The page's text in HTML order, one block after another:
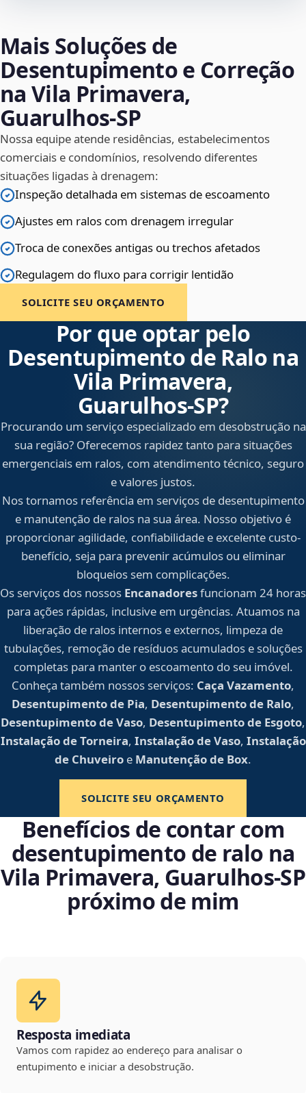
Mais Soluções de
Desentupimento e Correção
na Vila Primavera,
Guarulhos‑SP
Nossa equipe atende residências, estabelecimentos
comerciais e condomínios, resolvendo diferentes
situações ligadas à drenagem:
Inspeção detalhada em sistemas de escoamento
Ajustes em ralos com drenagem irregular
Troca de conexões antigas ou trechos afetados
Regulagem do fluxo para corrigir lentidão
SOLICITE SEU ORÇAMENTO
Por que optar pelo
Desentupimento de Ralo na
Vila Primavera,
Guarulhos‑SP?
Procurando um serviço especializado em desobstrução na
sua região? Oferecemos rapidez tanto para situações
emergenciais em ralos, com atendimento técnico, seguro
e valores justos.
Nos tornamos referência em serviços de desentupimento
e manutenção de ralos na sua área. Nosso objetivo é
proporcionar agilidade, confiabilidade e excelente custo-
benefício, seja para prevenir acúmulos ou eliminar
bloqueios sem complicações.
Os serviços dos nossos Encanadoresfuncionam 24 horas
para ações rápidas, inclusive em urgências. Atuamos na
liberação de ralos internos e externos, limpeza de
tubulações, remoção de resíduos acumulados e soluções
completas para manter o escoamento do seu imóvel.
Conheça também nossos serviços: Caça Vazamento,
Desentupimento de Pia, Desentupimento de Ralo,
Desentupimento de Vaso, Desentupimento de Esgoto,
Instalação de Torneira, Instalação de Vaso, Instalação
de Chuveiro e Manutenção de Box.
SOLICITE SEU ORÇAMENTO
Benefícios de contar com
desentupimento de ralo na
Vila Primavera, Guarulhos‑SP
próximo de mim
Resposta imediata
Vamos com rapidez ao endereço para analisar o
entupimento e iniciar a desobstrução.